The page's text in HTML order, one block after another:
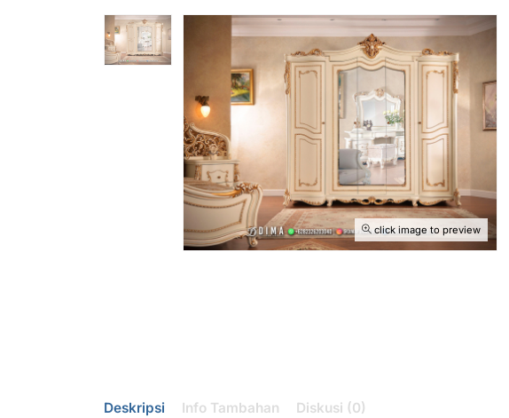
click image to preview
Deskripsi Info Tambahan Diskusi (0)